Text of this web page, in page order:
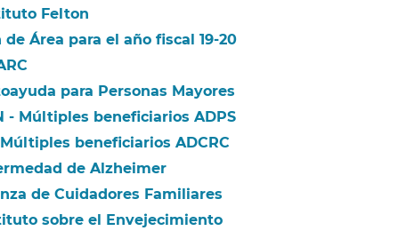
Felton​​
Área para el año fiscal 19-20​​
para Personas Mayores​​
- Múltiples beneficiarios ADPS​​
beneficiarios ADCRC​​
de Alzheimer​​
de Cuidadores Familiares​​
sobre el Envejecimiento​​